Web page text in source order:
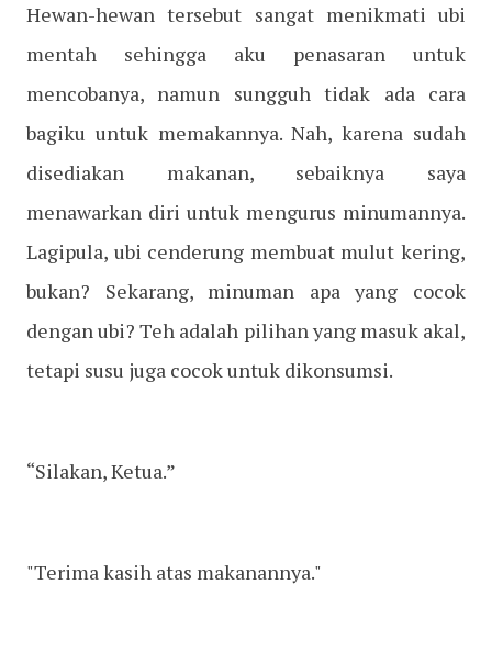
Hewan-hewan tersebut sangat menikmati ubi
mentah sehingga aku penasaran untuk
mencobanya, namun sungguh tidak ada cara
bagiku untuk memakannya. Nah, karena sudah
disediakan makanan, sebaiknya saya
menawarkan diri untuk mengurus minumannya.
Lagipula, ubi cenderung membuat mulut kering,
bukan? Sekarang, minuman apa yang cocok
dengan ubi? Teh adalah pilihan yang masuk akal,
tetapi susu juga cocok untuk dikonsumsi.
“Silakan, Ketua.”
"Terima kasih atas makanannya."